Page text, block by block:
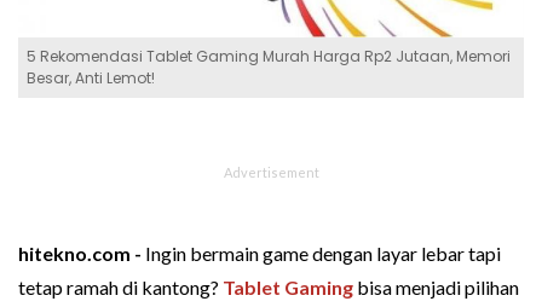
5 Rekomendasi Tablet Gaming Murah Harga Rp2 Jutaan, Memori
Besar, Anti Lemot!
hitekno.com - Ingin bermain game dengan layar lebar tapi
tetap ramah di kantong? Tablet Gaming bisa menjadi pilihan